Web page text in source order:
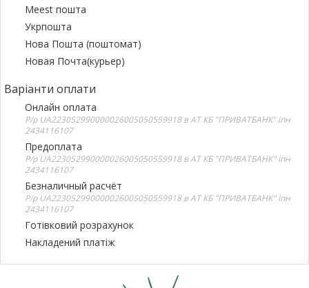
Meest пошта
Укрпошта
Нова Пошта (поштомат)
Новая Почта(курьер)
Варіанти оплати
Онлайн оплата
Р/р UA223052990000026005050559918 в АТ КБ "ПРИВАТБАНК" іпн
2434116107
Предоплата
Р/р UA223052990000026005050559918 в АТ КБ "ПРИВАТБАНК" іпн
2434116107
Безналичный расчёт
Р/р UA223052990000026005050559918 в АТ КБ "ПРИВАТБАНК" іпн
2434116107
Готівковий розрахунок
Накладений платіж